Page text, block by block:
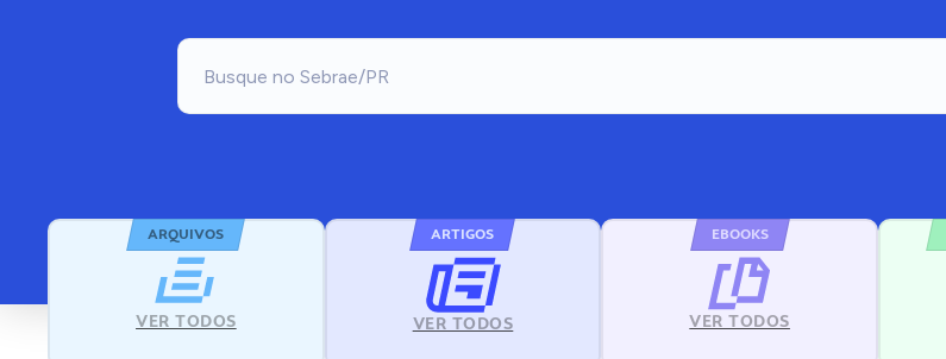
ARQUIVOS
VER TODOS
ARTIGOS
VER TODOS
EBOOKS
VER TODOS